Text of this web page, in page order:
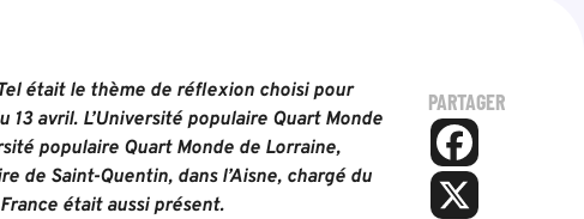
était le thème de réflexion choisi pour
avril. L’Université populaire Quart Monde
populaire Quart Monde de Lorraine,
de Saint-Quentin, dans l’Aisne, chargé du
était aussi présent.
PARTAGER